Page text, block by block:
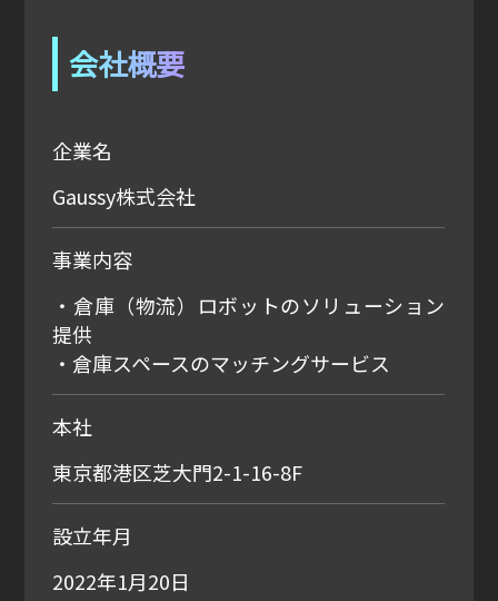
会社概要
企業名
Gaussy株式会社
事業内容
・倉庫（物流）ロボットのソリューション
提供
・倉庫スペースのマッチングサービス
本社
東京都港区芝大門2-1-16-8F
設立年月
2022年1月20日